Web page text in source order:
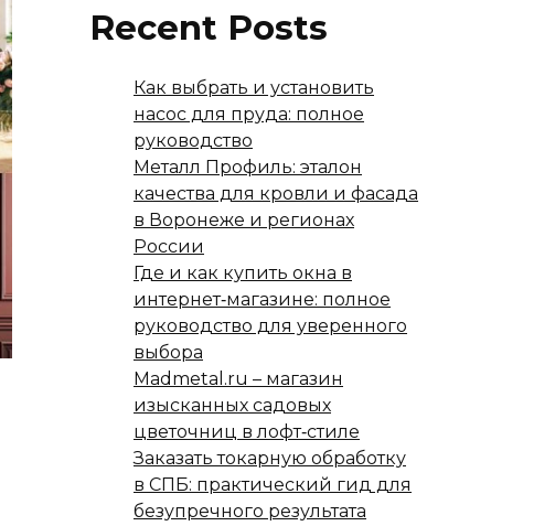
Recent Posts
Как выбрать и установить
насос для пруда: полное
руководство
Металл Профиль: эталон
качества для кровли и фасада
в Воронеже и регионах
России
Где и как купить окна в
интернет‑магазине: полное
руководство для уверенного
выбора
Madmetal.ru – магазин
изысканных садовых
цветочниц в лофт‑стиле
Заказать токарную обработку
в СПБ: практический гид для
безупречного результата